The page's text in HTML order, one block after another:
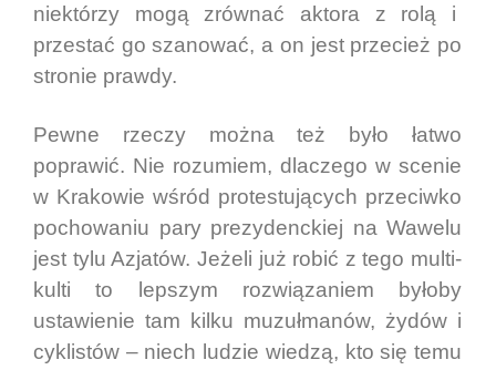
niektórzy mogą zrównać aktora z rolą i
przestać go szanować, a on jest przecież po
stronie prawdy.
Pewne rzeczy można też było łatwo
poprawić. Nie rozumiem, dlaczego w scenie
w Krakowie wśród protestujących przeciwko
pochowaniu pary prezydenckiej na Wawelu
jest tylu Azjatów. Jeżeli już robić z tego multi-
kulti to lepszym rozwiązaniem byłoby
ustawienie tam kilku muzułmanów, żydów i
cyklistów – niech ludzie wiedzą, kto się temu